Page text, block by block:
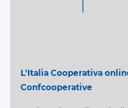
L'Italia Cooperativa
Confcooperative